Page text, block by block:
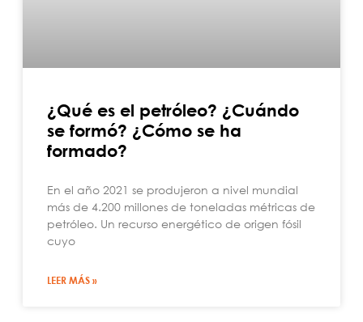
¿Qué es el petróleo? ¿Cuándo
se formó? ¿Cómo se ha
formado?
En el año 2021 se produjeron a nivel mundial
más de 4.200 millones de toneladas métricas de
petróleo. Un recurso energético de origen fósil
cuyo
LEER MÁS »